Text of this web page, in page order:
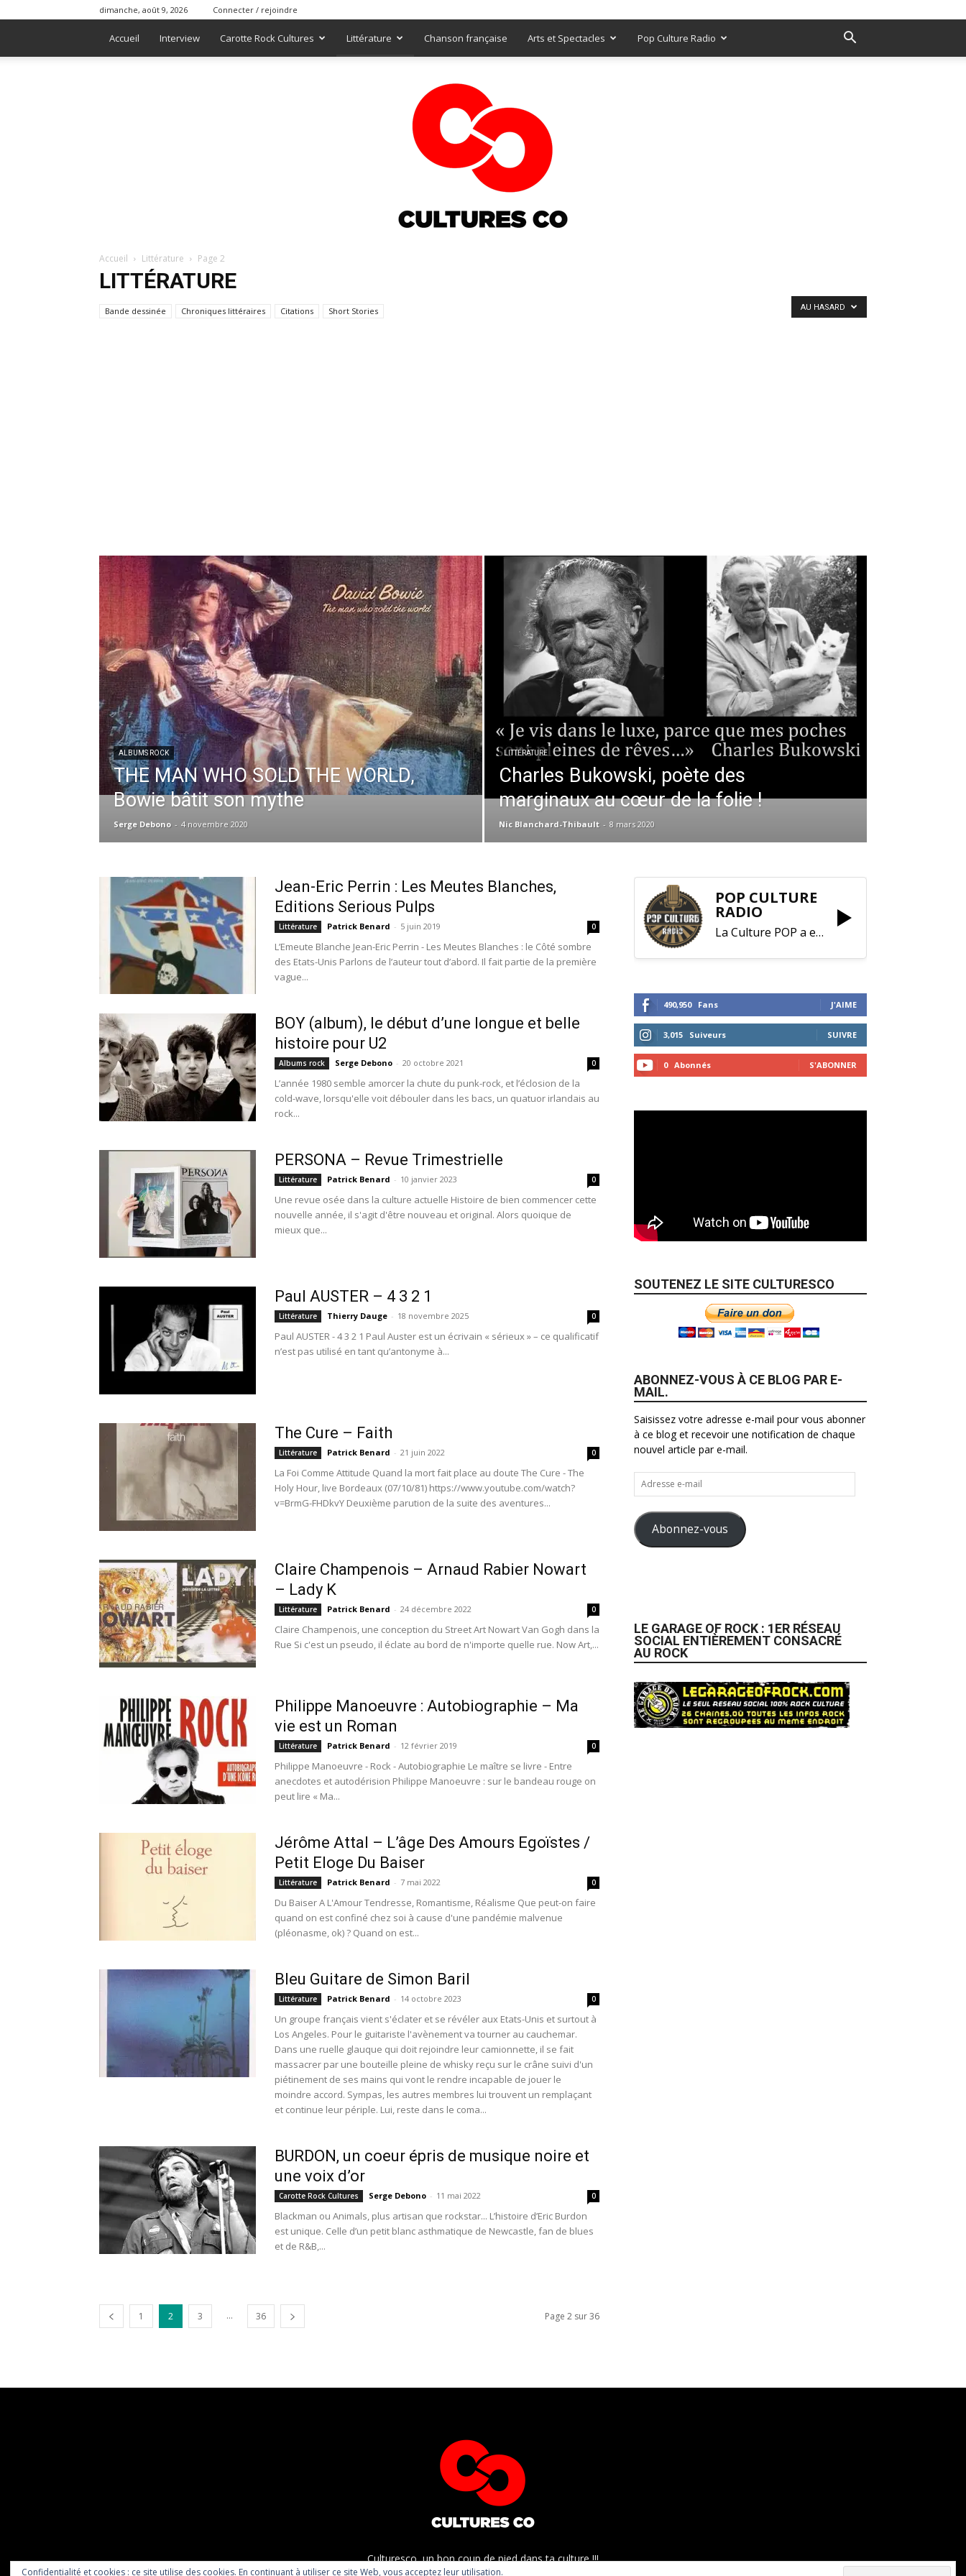
dimanche, août 9, 2026 Connecter / rejoindre
Accueil Interview Carotte Rock Cultures Littérature Chanson française Arts et Spectacles Pop Culture Radio
Accueil Littérature Page 2
LITTÉRATURE
Bande dessinée Chroniques littéraires Citations Short Stories AU HASARD
ALBUMS ROCK
THE MAN WHO SOLD THE WORLD,
Bowie bâtit son mythe
Serge Debono - 4 novembre 2020
LITTÉRATURE
Charles Bukowski, poète des
marginaux au cœur de la folie !
Nic Blanchard-Thibault - 8 mars 2020
Jean-Eric Perrin : Les Meutes Blanches,
Editions Serious Pulps
Littérature Patrick Benard - 5 juin 2019 0
L’Emeute Blanche Jean-Eric Perrin - Les Meutes Blanches : le Côté sombre
des Etats-Unis Parlons de l’auteur tout d’abord. Il fait partie de la première
vague...
BOY (album), le début d’une longue et belle
histoire pour U2
Albums rock Serge Debono - 20 octobre 2021 0
L’année 1980 semble amorcer la chute du punk-rock, et l’éclosion de la
cold-wave, lorsqu'elle voit débouler dans les bacs, un quatuor irlandais au
rock...
PERSONA – Revue Trimestrielle
Littérature Patrick Benard - 10 janvier 2023 0
Une revue osée dans la culture actuelle Histoire de bien commencer cette
nouvelle année, il s'agit d'être nouveau et original. Alors quoique de
mieux que...
Paul AUSTER – 4 3 2 1
Littérature Thierry Dauge - 18 novembre 2025 0
Paul AUSTER - 4 3 2 1 Paul Auster est un écrivain « sérieux » – ce qualificatif
n’est pas utilisé en tant qu’antonyme à...
The Cure – Faith
Littérature Patrick Benard - 21 juin 2022 0
La Foi Comme Attitude Quand la mort fait place au doute The Cure - The
Holy Hour, live Bordeaux (07/10/81) https://www.youtube.com/watch?
v=BrmG-FHDkvY Deuxième parution de la suite des aventures...
Claire Champenois – Arnaud Rabier Nowart
– Lady K
Littérature Patrick Benard - 24 décembre 2022 0
Claire Champenois, une conception du Street Art Nowart Van Gogh dans la
Rue Si c'est un pseudo, il éclate au bord de n'importe quelle rue. Now Art,...
Philippe Manoeuvre : Autobiographie – Ma
vie est un Roman
Littérature Patrick Benard - 12 février 2019 0
Philippe Manoeuvre - Rock - Autobiographie Le maître se livre - Entre
anecdotes et autodérision Philippe Manoeuvre : sur le bandeau rouge on
peut lire « Ma...
Jérôme Attal – L’âge Des Amours Egoïstes /
Petit Eloge Du Baiser
Littérature Patrick Benard - 7 mai 2022 0
Du Baiser A L'Amour Tendresse, Romantisme, Réalisme Que peut-on faire
quand on est confiné chez soi à cause d'une pandémie malvenue
(pléonasme, ok) ? Quand on est...
Bleu Guitare de Simon Baril
Littérature Patrick Benard - 14 octobre 2023 0
Un groupe français vient s'éclater et se révéler aux Etats-Unis et surtout à
Los Angeles. Pour le guitariste l'avènement va tourner au cauchemar.
Dans une ruelle glauque qui doit rejoindre leur camionnette, il se fait
massacrer par une bouteille pleine de whisky reçu sur le crâne suivi d'un
piétinement de ses mains qui vont le rendre incapable de jouer le
moindre accord. Sympas, les autres membres lui trouvent un remplaçant
et continue leur périple. Lui, reste dans le coma...
BURDON, un coeur épris de musique noire et
une voix d’or
Carotte Rock Cultures Serge Debono - 11 mai 2022 0
Blackman ou Animals, plus artisan que rockstar... L’histoire d’Eric Burdon
est unique. Celle d’un petit blanc asthmatique de Newcastle, fan de blues
et de R&B,...
1 2 3 ... 36 Page 2 sur 36
POP CULTURE
RADIO
La Culture POP a enfin trouvé sa RADIO !
490,950 Fans J'AIME
3,015 Suiveurs SUIVRE
0 Abonnés S'ABONNER
SOUTENEZ LE SITE CULTURESCO
ABONNEZ-VOUS À CE BLOG PAR E-
MAIL.
Saisissez votre adresse e-mail pour vous abonner
à ce blog et recevoir une notification de chaque
nouvel article par e-mail.
Adresse
e-
mail
Abonnez-vous
LE GARAGE OF ROCK : 1ER RÉSEAU
SOCIAL ENTIÈREMENT CONSACRÉ
AU ROCK
Culturesco, un bon coup de pied dans ta culture !!!
Confidentialité et cookies : ce site utilise des cookies. En continuant à utiliser ce site Web, vous acceptez leur utilisation.